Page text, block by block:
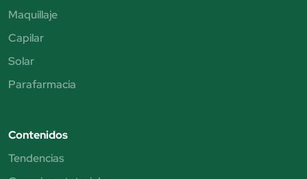
Maquillaje
Capilar
Solar
Parafarmacia
Contenidos
Tendencias